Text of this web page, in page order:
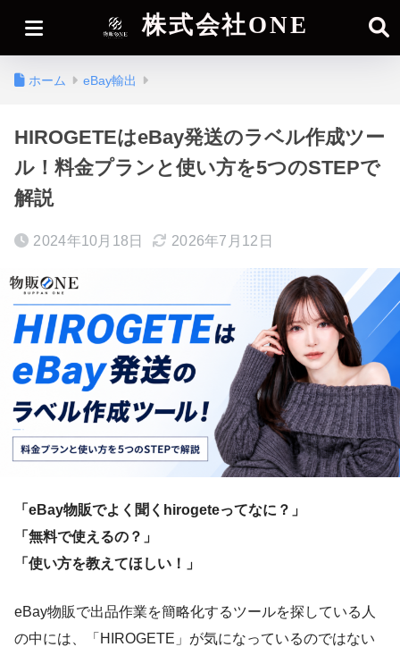
株式会社ONE
ホーム eBay輸出
HIROGETEはeBay発送のラベル作成ツー
ル！料金プランと使い方を5つのSTEPで
解説
2024年10月18日 2026年7月12日
「eBay物販でよく聞くhirogeteってなに？」
「無料で使えるの？」
「使い方を教えてほしい！」
eBay物販で出品作業を簡略化するツールを探している人
の中には、「HIROGETE」が気になっているのではない